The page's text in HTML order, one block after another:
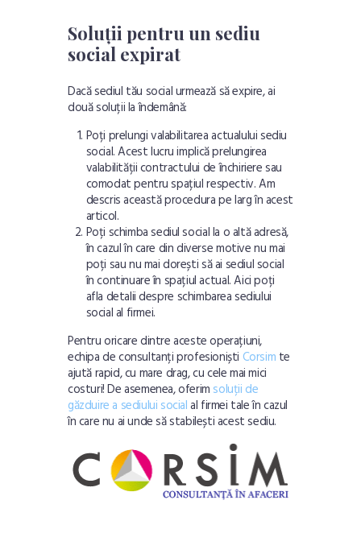
Soluții pentru un sediu
social expirat
Dacă sediul tău social urmează să expire, ai
două soluții la îndemână:
Poți prelungi valabilitarea actualului sediu
social. Acest lucru implică prelungirea
valabilității contractului de închiriere sau
comodat pentru spațiul respectiv. Am
descris această procedura pe larg înacest
articol.
Poți schimba sediul social la o altă adresă,
în cazul în care din diverse motive nu mai
poți sau nu mai dorești să ai sediul social
în continuare în spațiul actual. Aici poți
afla detalii despre schimbarea sediului
social al firmei.
Pentru oricare dintre aceste operațiuni,
echipa de consultanți profesioniști Corsim te
ajută rapid, cu mare drag, cu cele mai mici
costuri! De asemenea, oferim soluții de
găzduire a sediului socialal firmei tale în cazul
în care nu ai unde să stabilești acest sediu.